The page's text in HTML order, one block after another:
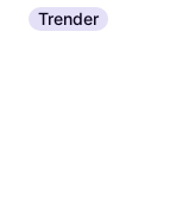
Trender